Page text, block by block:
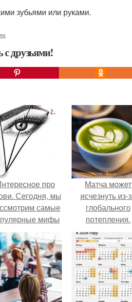
зубьями или руками.
с друзьями!
про
Сегодня, мы
самые
мифы
о коррекции
бровей.
Матча может
исчезнуть из-
глобального
потепления.